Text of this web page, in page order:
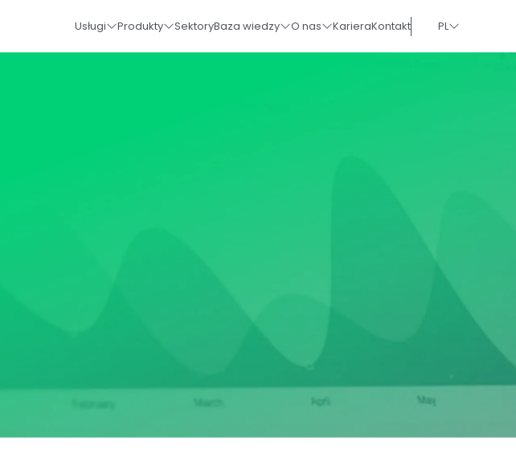
Usługi Produkty SektoryBaza wiedzy O nas KarieraKontakt PL